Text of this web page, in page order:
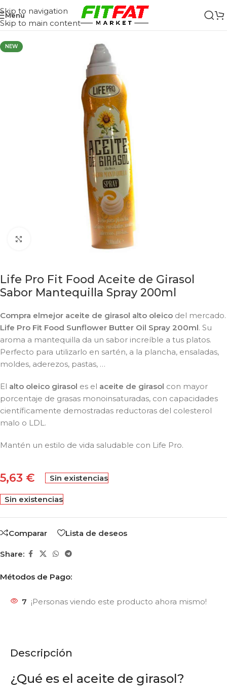
Skip to navigation
Skip to main content
Menu
NEW
Life Pro Fit Food Aceite de Girasol
Sabor Mantequilla Spray 200ml
Compra elmejor aceite de girasol alto oleico del mercado.
Life Pro Fit Food Sunflower Butter Oil Spray 200ml. Su
aroma a mantequilla da un sabor increíble a tus platos.
Perfecto para utilizarlo en sartén, a la plancha, ensaladas,
moldes, aderezos, pastas, …
El alto oleico girasol es el aceite de girasol con mayor
porcentaje de grasas monoinsaturadas, con capacidades
científicamente demostradas reductoras del colesterol
malo o LDL.
Mantén un estilo de vida saludable con Life Pro.
5,63 € Sin existencias
Sin existencias
Comparar Lista de deseos
Share:
Métodos de Pago:
7 ¡Personas viendo este producto ahora mismo!
Descripción
¿Qué es el aceite de girasol?